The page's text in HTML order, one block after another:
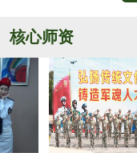
核心师资